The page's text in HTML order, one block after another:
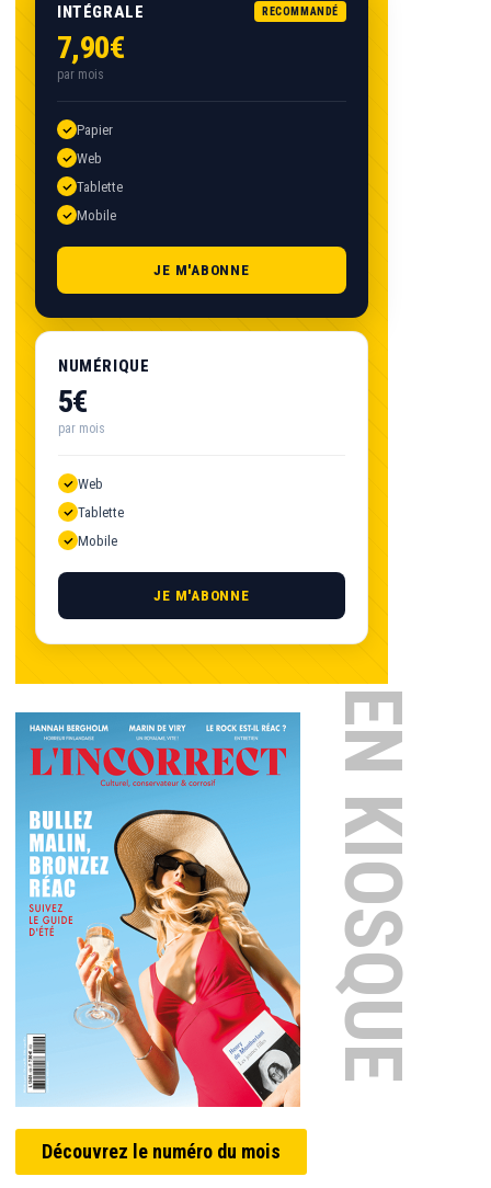
INTÉGRALE RECOMMANDÉ
7,90€
par mois
Papier
Web
Tablette
Mobile
JE M'ABONNE
NUMÉRIQUE
5€
par mois
Web
Tablette
Mobile
JE M'ABONNE
EN KIOSQUE
Découvrez le numéro du mois